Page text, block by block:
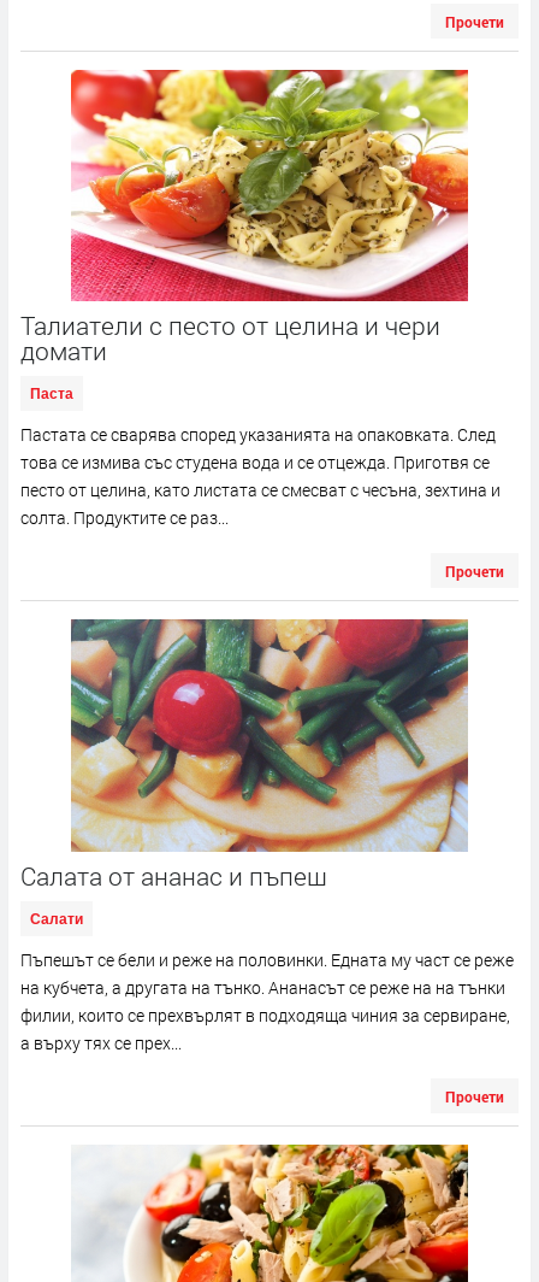
Прочети
Талиатели с песто от целина и чери
домати
Паста
Пастата се сварява според указанията на опаковката. След
това се измива със студена вода и се отцежда. Приготвя се
песто от целина, като листата се смесват с чесъна, зехтина и
солта. Продуктите се раз...
Прочети
Салата от ананас и пъпеш
Салати
Пъпешът се бели и реже на половинки. Едната му част се реже
на кубчета, а другата на тънко. Ананасът се реже на на тънки
филии, които се прехвърлят в подходяща чиния за сервиране,
а върху тях се прех...
Прочети